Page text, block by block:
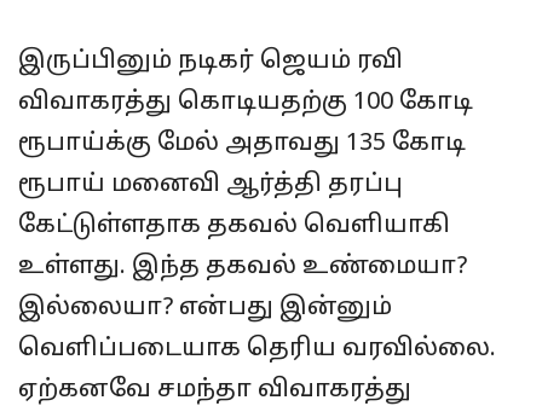
இருப்பினும் நடிகர் ஜெயம் ரவி
விவாகரத்து கொடியதற்கு 100 கோடி
ரூபாய்க்கு மேல் அதாவது 135 கோடி
ரூபாய் மனைவி ஆர்த்தி தரப்பு
கேட்டுள்ளதாக தகவல் வெளியாகி
உள்ளது. இந்த தகவல் உண்மையா?
இல்லையா? என்பது இன்னும்
வெளிப்படையாக தெரிய வரவில்லை.
ஏற்கனவே சமந்தா விவாகரத்து